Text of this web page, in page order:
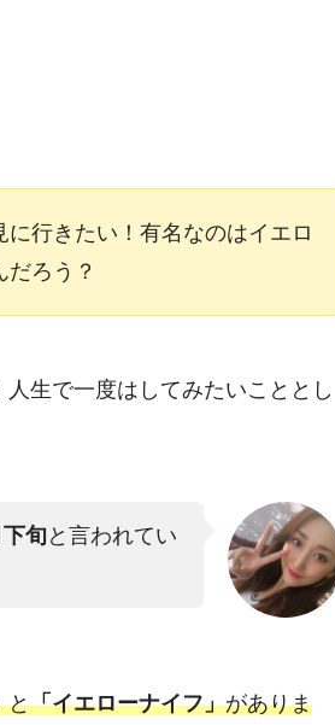
行きたい！有名なのはイエロ
ろう？
人生で一度はしてみたいこととし
旬 と言われてい
と「イエローナイフ」がありま